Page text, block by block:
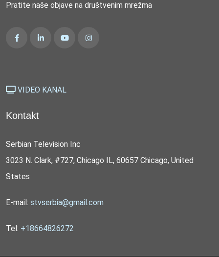
Pratite naše objave na društvenim mrežma
VIDEO KANAL
Kontakt
Serbian Television Inc
3023 N. Clark, #727, Chicago IL, 60657 Chicago, United
States
E-mail: stvserbia@gmail.com
Tel: +18664826272